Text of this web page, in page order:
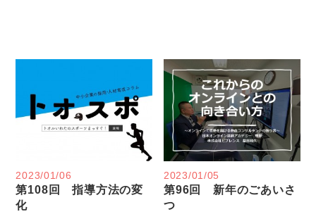
2023/01/06
第108回 指導方法の変
化
2023/01/05
第96回 新年のごあいさ
つ